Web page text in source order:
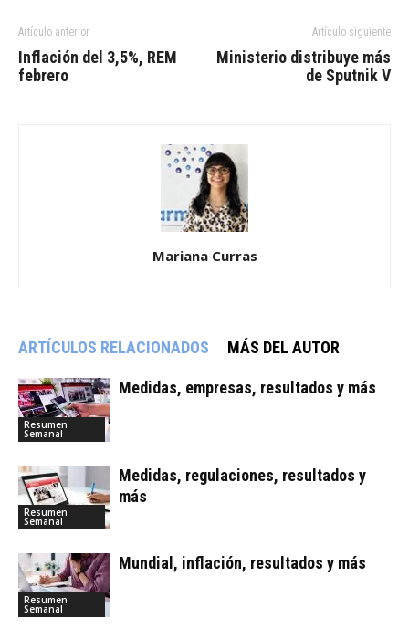
Artículo anterior
Inflación del 3,5%, REM
febrero
Artículo siguiente
Ministerio distribuye más
de Sputnik V
Mariana Curras
ARTÍCULOS RELACIONADOS MÁS DEL AUTOR
Resumen
Semanal
Medidas, empresas, resultados y más
Resumen
Semanal
Medidas, regulaciones, resultados y
más
Resumen
Semanal
Mundial, inflación, resultados y más